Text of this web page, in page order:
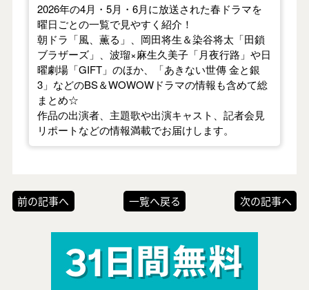
2026年の4月・5月・6月に放送された春ドラマを
曜日ごとの一覧で見やすく紹介！
朝ドラ「風、薫る」、岡田将生＆染谷将太「田鎖
ブラザーズ」、波瑠×麻生久美子「月夜行路」や日
曜劇場「GIFT」のほか、「あきない世傳 金と銀
3」などのBS＆WOWOWドラマの情報も含めて総
まとめ☆
作品の出演者、主題歌や出演キャスト、記者会見
リポートなどの情報満載でお届けします。
前の記事へ 一覧へ戻る 次の記事へ